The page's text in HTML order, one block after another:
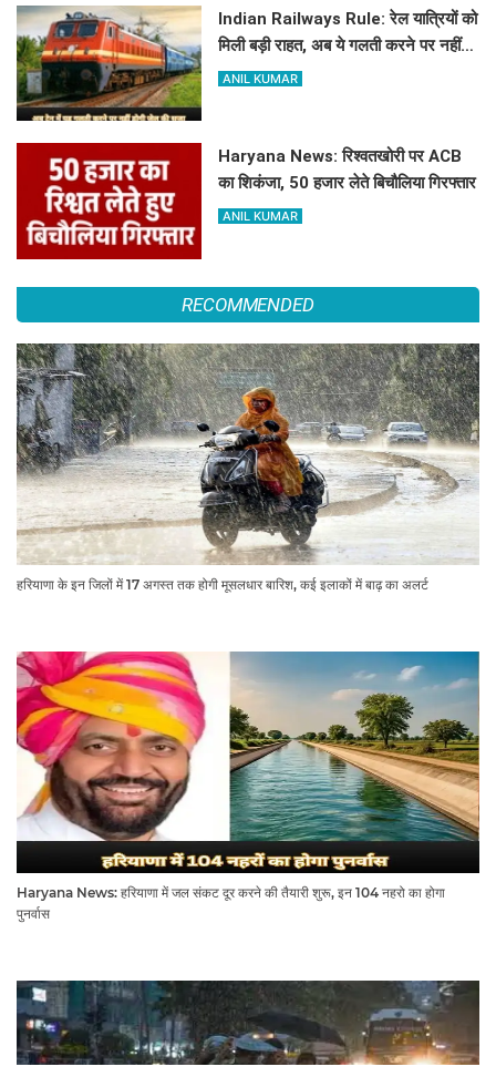
Indian Railways Rule: रेल यात्रियों को
मिली बड़ी राहत, अब ये गलती करने पर नहीं
होगी कोई सजा
ANIL KUMAR
Haryana News: रिश्वतखोरी पर ACB
का शिकंजा, 50 हजार लेते बिचौलिया गिरफ्तार
ANIL KUMAR
RECOMMENDED
हरियाणा के इन जिलों में 17 अगस्त तक होगी मूसलधार बारिश, कई इलाकों में बाढ़ का अलर्ट
Haryana News: हरियाणा में जल संकट दूर करने की तैयारी शुरू, इन 104 नहरो का होगा
पुनर्वास